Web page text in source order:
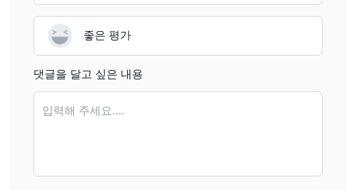
거래 도구
CDO Markets은 트레이더들에게 의사 결정 및 리스크 관리 능력을
향상시키기 위한 가치 있는 거래 도구 세트를 제공합니다.
데 도움이 되는 외환 이익 계산기
록 합니다.
좋은 평가
댓글을 달고 싶은 내용
입력해 주세요....